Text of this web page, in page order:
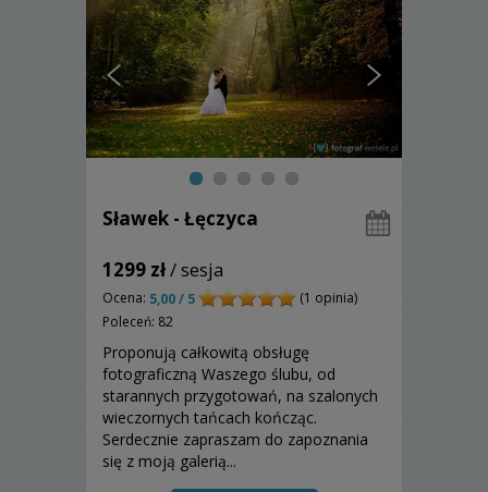
Sławek - Łęczyca
1299 zł/ sesja
Ocena: 5,00 / 5
(1 opinia)
Poleceń: 82
Proponują całkowitą obsługę
fotograficzną Waszego ślubu, od
starannych przygotowań, na szalonych
wieczornych tańcach kończąc.
Serdecznie zapraszam do zapoznania
się z moją galerią...